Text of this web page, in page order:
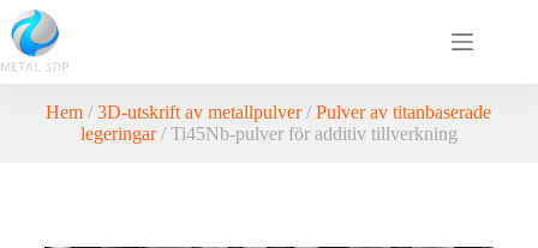
Hem /3D-utskrift av metallpulver/Pulver av titanbaserade
legeringar/ Ti45Nb-pulver för additiv tillverkning